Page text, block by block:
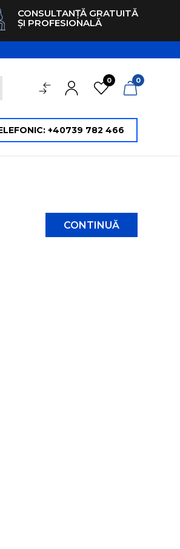
CONSULTANȚĂ GRATUITĂ
ȘI PROFESIONALĂ
0 0
+40739 782 466
CONTINUĂ